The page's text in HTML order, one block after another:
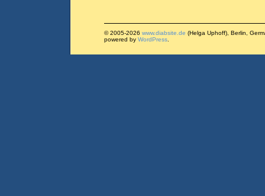
© 2005-2026 www.diabsite.de (Helga Uphoff), Berlin,
powered by WordPress.